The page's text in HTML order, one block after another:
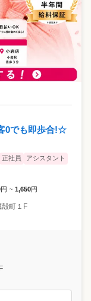
0でも即歩合!☆
正社員
アシスタント
円 ~ 1,650円
殻町１F